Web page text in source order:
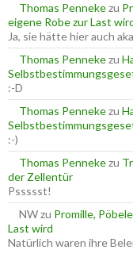
c
h
:
Thomas Pennekezu
eigene Robe zur Last
Ja, sie hätte hier auch
Thomas Pennekezu
:-D
Thomas Pennekezu
:-)
Thomas Pennekezu
der Zellentür
Pssssst!
NWzu Promille,
Last wird
Natürlich waren ihre